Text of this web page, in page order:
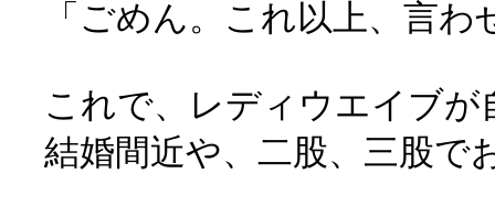
「ごめん。これ以上、言
これで、レディウエイブが
結婚間近や、二股、三股で